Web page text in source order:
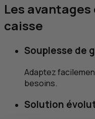
Les
caisse
Souplesse de
Adaptez
besoins.
Solution